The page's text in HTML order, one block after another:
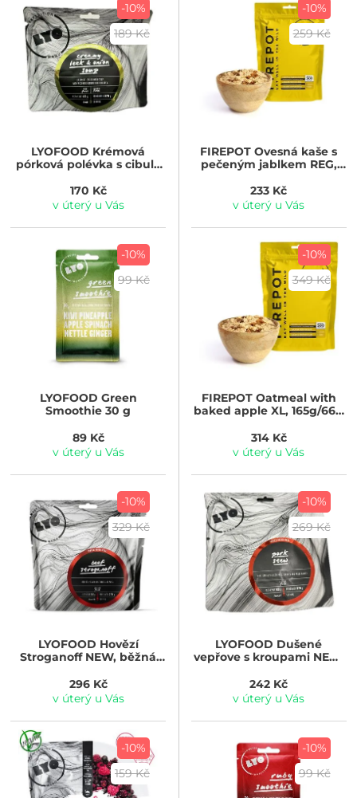
-10%
189 Kč
LYOFOOD Krémová
pórková polévka s cibulí,
NEW, běžná porce 370g
170 Kč
v úterý u Vás
-10%
259 Kč
FIREPOT Ovesná kaše s
pečeným jablkem REG,
233 Kč
v úterý u Vás
-10%
99 Kč
LYOFOOD Green
Smoothie 30 g
89 Kč
v úterý u Vás
-10%
349 Kč
FIREPOTOatmeal with
baked apple XL, 165g/660
314 Kč
v úterý u Vás
-10%
329 Kč
LYOFOOD Hovězí
Stroganoff NEW, běžná
296 Kč
v úterý u Vás
-10%
269 Kč
LYOFOOD Dušené
vepřove s kroupami NEW,
242 Kč
v úterý u Vás
-10%
159 Kč
-10%
99 Kč